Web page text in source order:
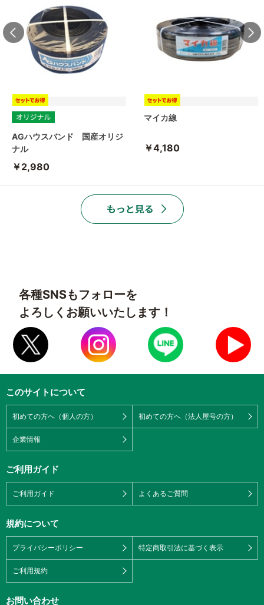
AGハウスバンド 国産オリジ
ナル
￥2,980
マイカ線
￥4,180
各種SNSもフォローを
よろしくお願いいたします！
このサイトについて
初めての方へ（個人の方） 初めての方へ（法人屋号の方）
企業情報
ご利用ガイド
ご利用ガイド よくあるご質問
規約について
プライバシーポリシー 特定商取引法に基づく表示
ご利用規約
お問い合わせ